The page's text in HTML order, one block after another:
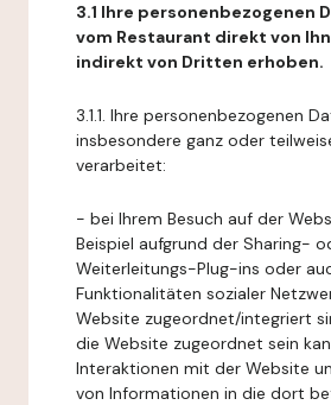
3.1 Ihre personenbezogenen
vom Restaurant direkt von
indirekt von Dritten erhoben.
3.1.1. Ihre personenbezogenen
insbesondere ganz oder
verarbeitet:
- bei Ihrem Besuch auf der
Beispiel aufgrund der Sharing-
Weiterleitungs-Plug-ins oder
Funktionalitäten sozialer
Website zugeordnet/integriert
die Website zugeordnet sein
Interaktionen mit der Website
von Informationen in die dort